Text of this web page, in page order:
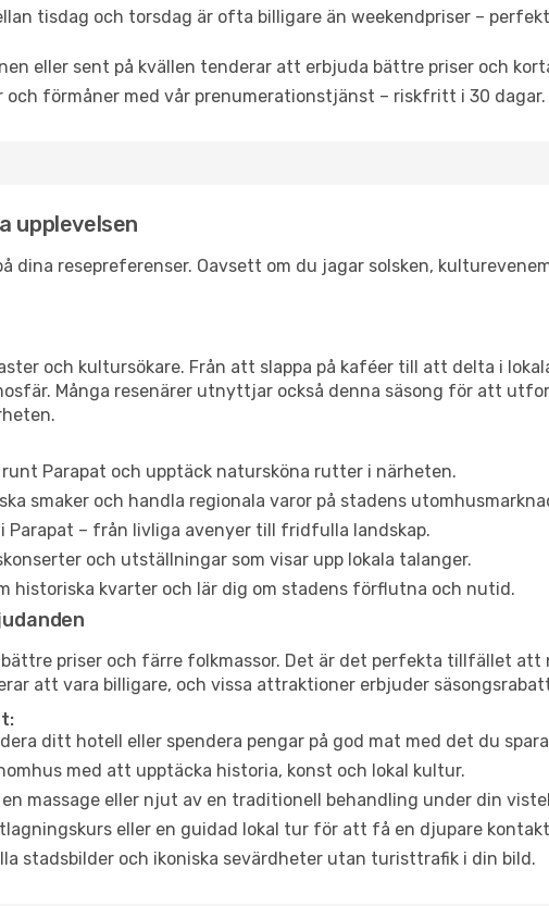
tisdag och torsdag är ofta billigare än weekendpriser –
eller sent på kvällen tenderar att erbjuda bättre priser och
och förmåner med vår prenumerationstjänst – riskfritt i 30 dagar.
upplevelsen
resepreferenser. Oavsett om du jagar solsken,
och kultursökare. Från att slappa på kaféer till att delta i
Många resenärer utnyttjar också denna säsong för att
Parapat och upptäck natursköna rutter i närheten.
smaker och handla regionala varor på stadens
Parapat – från livliga avenyer till fridfulla landskap.
och utställningar som visar upp lokala talanger.
historiska kvarter och lär dig om stadens förflutna och nutid.
priser och färre folkmassor. Det är det perfekta tillfället att
att vara billigare, och vissa attraktioner erbjuder
ditt hotell eller spendera pengar på god mat med det du
med att upptäcka historia, konst och lokal kultur.
en massage eller njut av en traditionell behandling under din
eller en guidad lokal tur för att få en djupare
stadsbilder och ikoniska sevärdheter utan turisttrafik i din bild.